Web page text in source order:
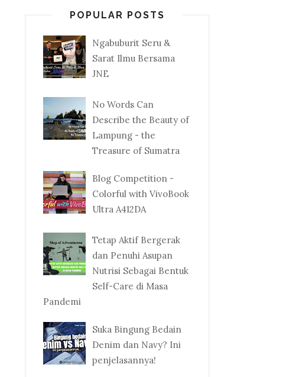
POPULAR POSTS
Ngabuburit Seru &
Sarat Ilmu Bersama
JNE
No Words Can
Describe the Beauty of
Lampung - the
Treasure of Sumatra
Blog Competition -
Colorful with VivoBook
Ultra A412DA
Tetap Aktif Bergerak
dan Penuhi Asupan
Nutrisi Sebagai Bentuk
Self-Care di Masa
Pandemi
Suka Bingung Bedain
Denim dan Navy? Ini
penjelasannya!